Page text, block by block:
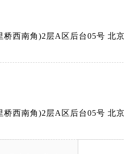
西南角)2层A区后台05号 北
西南角)2层A区后台05号 北